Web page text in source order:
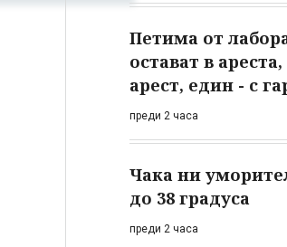
Петима от
остават в
арест, един - с
преди 2 часа
Чака ни
до 38 градуса
преди 2 часа